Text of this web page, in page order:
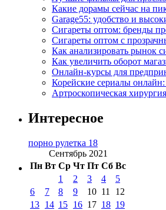
Какие дорамы сейчас на
Garage55: удобство и
Сигареты оптом: бренды
Сигареты оптом с
Как анализировать рынок
Как увеличить оборот
Онлайн-курсы для
Корейские сериалы
Артроскопическая
Интересное
порно рулетка 18
Сентябрь 2021
Пн Вт Ср Чт Пт Сб Вс
1 2 3 4
5
6
7 8 9 10 11
12
13 14 15 16 17 18 19